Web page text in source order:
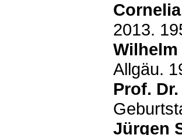
2013.
Allgäu.
Prof.
Jürgen